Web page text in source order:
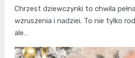
Chrzest dziewczynki to chwila
wzruszenia i nadziei. To nie tylko
ale…